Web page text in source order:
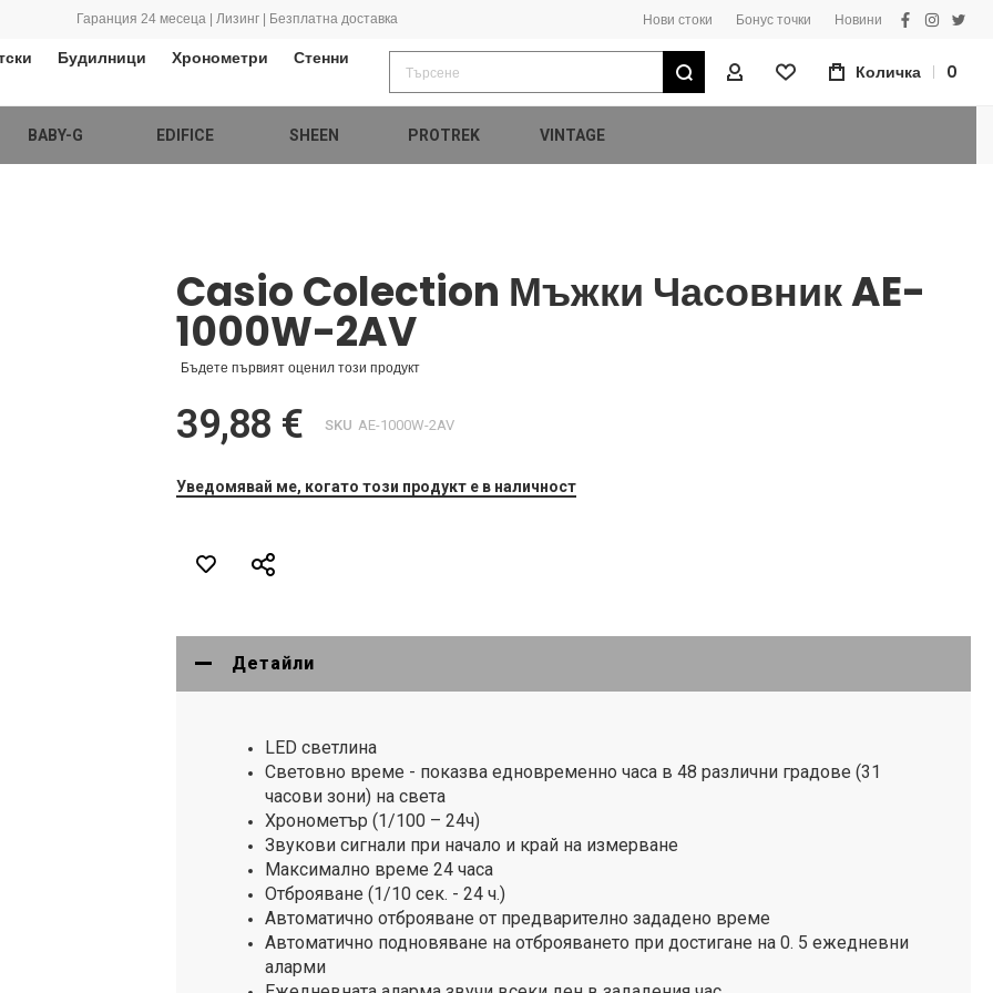
Гаранция 24 месеца | Лизинг | Безплатна доставка Нови стоки Бонус точки Новини
facebook
Будилници Хронометри
Стенни
Търсене
Моят ПрофилКоличка 0
BABY-G EDIFICE SHEEN PROTREK VINTAGE
Casio Colection Мъжки Часовник AE-
1000W-2AV
Бъдете първият оценил този продукт
39,88 € SKU AE-1000W-2AV
Уведомявай ме, когато този продукт е в наличност
Детайли
LED светлина
Световно време - показва едновременно часа в 48 различни градове (31
часови зони) на света
Хронометър (1/100 – 24ч)
Звукови сигнали при начало и край на измерване
Максимално време 24 часа
Отброяване (1/10 сек. - 24 ч.)
Автоматично отброяване от предварително зададено време
Автоматично подновяване на отброяването при достигане на 0. 5 ежедневни
аларми